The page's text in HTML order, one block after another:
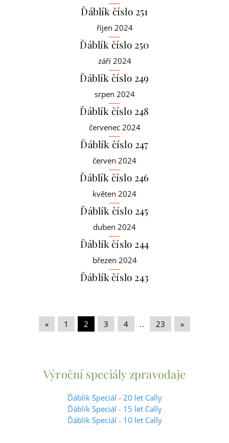
Ďáblík číslo 251
říjen 2024
Ďáblík číslo 250
září 2024
Ďáblík číslo 249
srpen 2024
Ďáblík číslo 248
červenec 2024
Ďáblík číslo 247
červen 2024
Ďáblík číslo 246
květen 2024
Ďáblík číslo 245
duben 2024
Ďáblík číslo 244
březen 2024
Ďáblík číslo 243
« 1 2 3 4 .. 23 »
Výroční speciály zpravodaje
Ďáblík Speciál - 20 let Cally
Ďáblík Speciál - 15 let Cally
Ďáblík Speciál - 10 let Cally